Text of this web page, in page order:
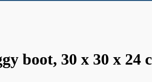
boot, 30 x 30 x 24